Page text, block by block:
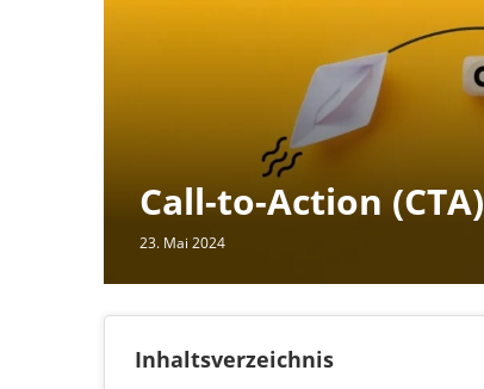
Call-to-Action (CTA)
23. Mai 2024
Inhaltsverzeichnis